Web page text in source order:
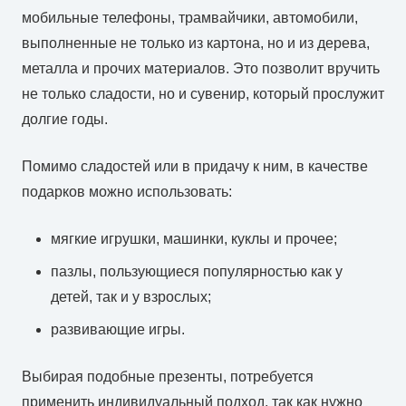
мобильные телефоны, трамвайчики, автомобили,
выполненные не только из картона, но и из дерева,
металла и прочих материалов. Это позволит вручить
не только сладости, но и сувенир, который прослужит
долгие годы.
Помимо сладостей или в придачу к ним, в качестве
подарков можно использовать:
мягкие игрушки, машинки, куклы и прочее;
пазлы, пользующиеся популярностью как у
детей, так и у взрослых;
развивающие игры.
Выбирая подобные презенты, потребуется
применить индивидуальный подход, так как нужно